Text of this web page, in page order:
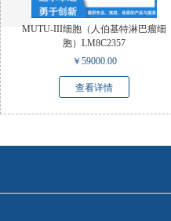
MUTU-III细胞（人伯基特淋巴瘤细
胞）LM8C2357
￥ 59000.00
查看详情